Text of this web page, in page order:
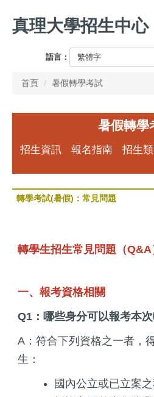
到
主真理大學招生中心
語言：
首頁 暑假轉學考試
暑假轉學
招生資訊 報名指南 招生類
轉學考試(暑假)：常見問題
轉學生招生常見問題（Q&A
一、報考資格相關
Q1：哪些身分可以報考本
A：符合下列資格之一者，
生：
國內公立或已立案